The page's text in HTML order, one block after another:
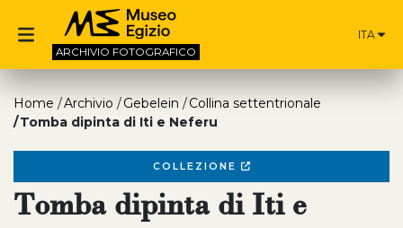
ARCHIVIO FOTOGRAFICO
ITA
Home Archivio Gebelein
Collina settentrionale
Tomba dipinta di Iti e Neferu
COLLEZIONE
Tomba dipinta di Iti e